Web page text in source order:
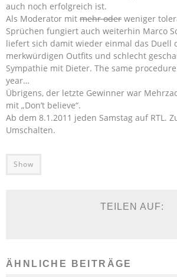
auch noch erfolgreich ist.
Als Moderator mit mehr oder weniger
Sprüchen fungiert auch weiterhin Marco
liefert sich damit wieder einmal das Duell
merkwürdigen Outfits und schlecht
Sympathie mit Dieter. The same
year…
Übrigens, der letzte Gewinner war
mit „Don’t believe“.
Ab dem 8.1.2011 jeden Samstag auf RTL.
Umschalten.
Show
TEILEN AUF:
ÄHNLICHE BEITRÄGE